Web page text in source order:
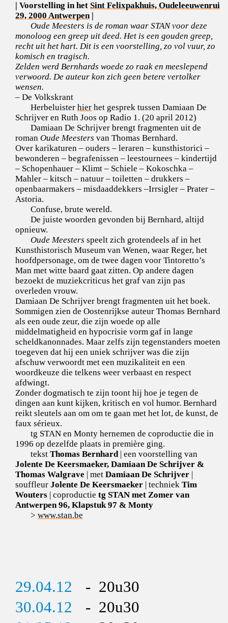
| Voorstelling in het Sint Felixpakhuis, Oudeleeuwenrui
29, 2000 Antwerpen|
Oude Meesters is de roman waar STAN voor deze
monoloog een greep uit deed. Het is een gouden greep,
recht uit het hart. Dit is een voorstelling, zo vol vuur, zo
komisch en tragisch.
Zelden werd Bernhards woede zo raak en meeslepend
verwoord. De auteur kon zich geen betere vertolker
wensen.
– De Volkskrant
Herbeluister hier het gesprek tussen Damiaan De
Schrijver en Ruth Joos op Radio 1. (20 april 2012)
Damiaan De Schrijver brengt fragmenten uit de
roman Oude Meesters van Thomas Bernhard.
Over karikaturen – ouders – leraren – kunsthistorici –
bewonderen – begrafenissen – leestournees – kindertijd
– Schopenhauer – Klimt – Schiele – Kokoschka –
Mahler – kitsch – natuur – toiletten – drukkers –
openbaarmakers – misdaaddekkers –Irrsigler – Prater –
Astoria.
Confuse, brute wereld.
De juiste woorden gevonden bij Bernhard, altijd
opnieuw.
Oude Meesters speelt zich grotendeels af in het
Kunsthistorisch Museum van Wenen, waar Reger, het
hoofdpersonage, om de twee dagen voor Tintoretto’s
Man met witte baard gaat zitten. Op andere dagen
bezoekt de muziekcriticus het graf van zijn pas
overleden vrouw.
Damiaan De Schrijver brengt fragmenten uit het boek.
Sommigen zien de Oostenrijkse auteur Thomas Bernhard
als een oude zeur, die zijn woede op alle
middelmatigheid en hypocrisie vorm gaf in lange
scheldkanonnades. Maar zelfs zijn tegenstanders moeten
toegeven dat hij een uniek schrijver was die zijn
afschuw verwoordt met een muzikaliteit en een
woordkeuze die telkens weer verbaast en respect
afdwingt.
Zonder dogmatisch te zijn toont hij hoe je tegen de
dingen aan kunt kijken, kritisch en vol humor. Bernhard
reikt sleutels aan om om te gaan met het lot, de kunst, de
faux sérieux.
tg STAN en Monty hernemen de coproductie die in
1996 op dezelfde plaats in première ging.
tekst Thomas Bernhard| een voorstelling van
Jolente De Keersmaeker, Damiaan De Schrijver &
Thomas Walgrave | met Damiaan De Schrijver |
souffleur Jolente De Keersmaeker | techniek Tim
Wouters | coproductie tg STAN met Zomer van
Antwerpen 96, Klapstuk 97 & Monty
> www.stan.be
29.04.12
- 20u30
30.04.12
- 20u30